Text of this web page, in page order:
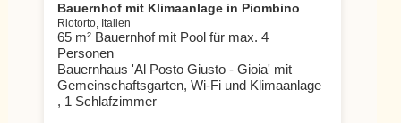
Bauernhof mit Klimaanlage in Piombino
Riotorto, Italien
65 m² Bauernhof mit Pool für max. 4
Personen
Bauernhaus 'Al Posto Giusto - Gioia' mit
Gemeinschaftsgarten, Wi-Fi und Klimaanlage
, 1 Schlafzimmer